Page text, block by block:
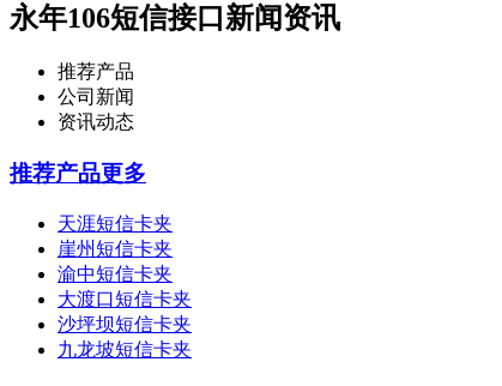
永年106短信接口新闻资讯
推荐产品
公司新闻
资讯动态
推荐产品更多
天涯短信卡夹
崖州短信卡夹
渝中短信卡夹
大渡口短信卡夹
沙坪坝短信卡夹
九龙坡短信卡夹